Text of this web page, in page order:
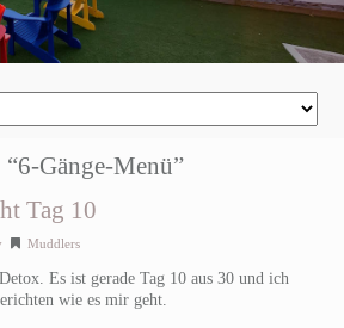
Gänge-Menü”
Tag 10
Muddlers
Es ist gerade Tag 10 aus 30 und ich
wie es mir geht.